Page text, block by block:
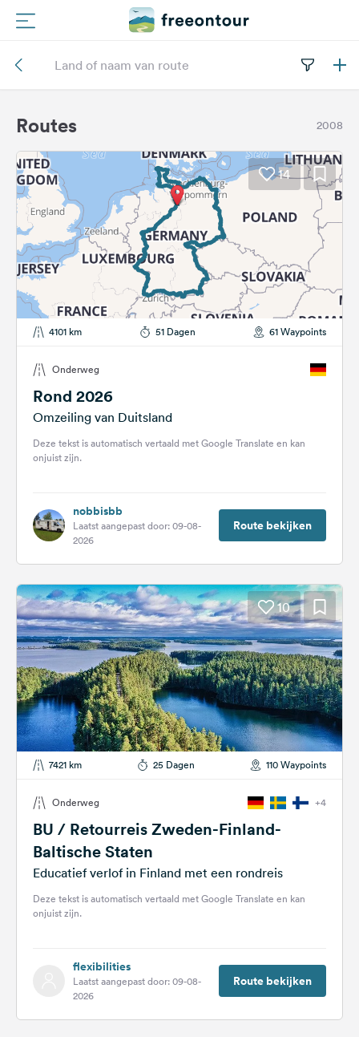
Routes
Campings
Magazine
Partners
Registreren
Inloggen
Nieuwsbrief
Feedback
Taal:
Nederlands
social
media
Facebook
Instagram
Routes 2008
14
4101 km 51 Dagen 61 Waypoints
Onderweg
Rond 2026
Omzeiling van Duitsland
Deze tekst is automatisch vertaald met Google Translate en kan
onjuist zijn.
nobbisbb
Laatst aangepast door: 09-08-
2026
Route bekijken
10
7421 km 25 Dagen 110 Waypoints
Onderweg +4
BU / Retourreis Zweden-Finland-
Baltische Staten
Educatief verlof in Finland met een rondreis
Deze tekst is automatisch vertaald met Google Translate en kan
onjuist zijn.
flexibilities
Laatst aangepast door: 09-08-
2026
Route bekijken